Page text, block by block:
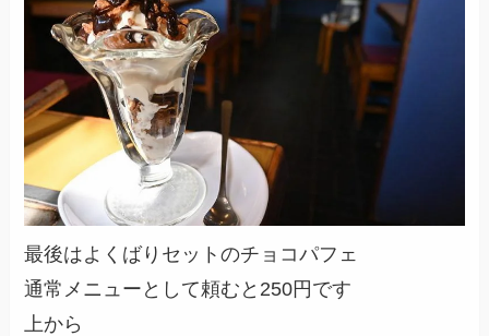
最後はよくばりセットのチョコパフェ
通常メニューとして頼むと250円です
上から